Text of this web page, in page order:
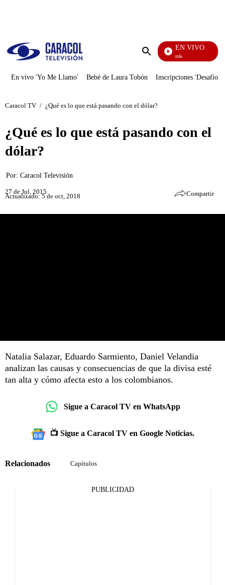
Enviar
EN VIVO
También Caerás
En vivo 'Yo Me Llamo' Bebé de Laura Tobón Inscripciones 'Desafío'
Caracol TV / ¿Qué es lo que está pasando con el dólar?
¿Qué es lo que está pasando con el
dólar?
Por: Caracol Televisión
27 de Jul, 2015
Actualizado: 5 de oct, 2018 Compartir
Natalia Salazar, Eduardo Sarmiento, Daniel Velandia
analizan las causas y consecuencias de que la divisa esté
tan alta y cómo afecta esto a los colombianos.
Sigue a Caracol TV en WhatsApp
📺 Sigue a Caracol TV en Google Noticias.
Relacionados Capítulos
PUBLICIDAD